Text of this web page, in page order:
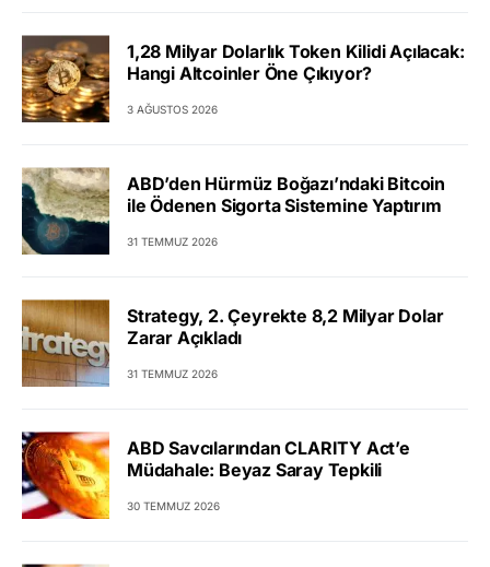
1,28 Milyar Dolarlık Token Kilidi Açılacak:
Hangi Altcoinler Öne Çıkıyor?
3 AĞUSTOS 2026
ABD’den Hürmüz Boğazı’ndaki Bitcoin
ile Ödenen Sigorta Sistemine Yaptırım
31 TEMMUZ 2026
Strategy, 2. Çeyrekte 8,2 Milyar Dolar
Zarar Açıkladı
31 TEMMUZ 2026
ABD Savcılarından CLARITY Act’e
Müdahale: Beyaz Saray Tepkili
30 TEMMUZ 2026